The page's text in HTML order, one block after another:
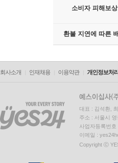
소비자 피해보상
환불 지연에 따른
회사소개 인재채용 이용약관 개인정보처
대표 : 김석환,
주소 : 서울시
사업자등록번
이메일 :
Copyright ⓒ